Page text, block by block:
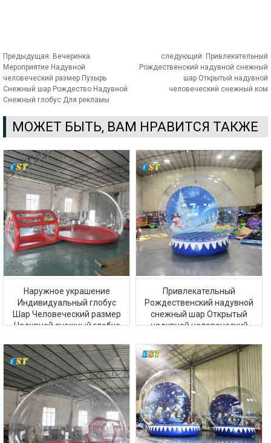
Предыдущая: Вечеринка
Мероприятие Надувной
человеческий размер Пузырь
Снежный шар Рождество Надувной
Снежный глобус Для рекламы
следующий: Привлекательный
Рождественский надувной снежный
шар Открытый надувной
человеческий снежный ком
МОЖЕТ БЫТЬ, ВАМ НРАВИТСЯ ТАКЖЕ
Наружное украшение
Индивидуальный глобус
Шар Человеческий размер
Надувной снежный глобус
Привлекательный
Рождественский надувной
снежный шар Открытый
надувной человеческий